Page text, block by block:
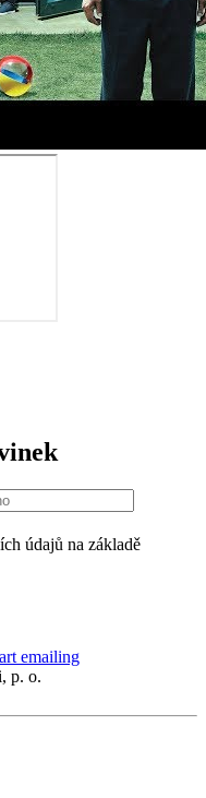
údajů na základě
emailing
p. o.